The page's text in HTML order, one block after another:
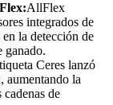
AllFlex
integrados de
la detección de
ganado.
Ceres lanzó
aumentando la
de